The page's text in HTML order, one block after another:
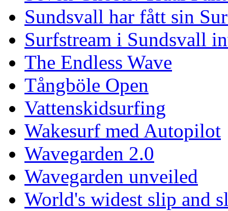
Sundsvall har fått sin
Surfstream i Sundsvall
The Endless Wave
Tångböle Open
Vattenskidsurfing
Wakesurf med Autopilot
Wavegarden 2.0
Wavegarden unveiled
World's widest slip and